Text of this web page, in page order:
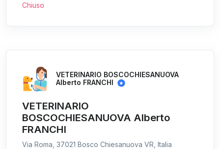
Chiuso
VETERINARIO BOSCOCHIESANUOVA
Alberto FRANCHI
VETERINARIO
BOSCOCHIESANUOVA Alberto
FRANCHI
Via Roma, 37021 Bosco Chiesanuova VR, Italia